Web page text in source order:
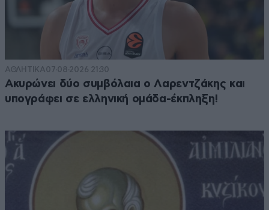
ΑΘΛΗΤΙΚΑ07·08·2026 21:30
Ακυρώνει δύο συμβόλαια ο Λαρεντζάκης και
υπογράφει σε ελληνική ομάδα-έκπληξη!